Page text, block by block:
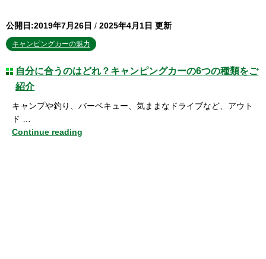
公開日:2019年7月26日 / 2025年4月1日 更新
キャンピングカーの魅力
自分に合うのはどれ？キャンピングカーの6つの種類をご
紹介
キャンプや釣り、バーベキュー、気ままなドライブなど、アウト
ド …
Continue reading